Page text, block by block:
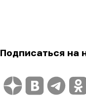
Подписаться на